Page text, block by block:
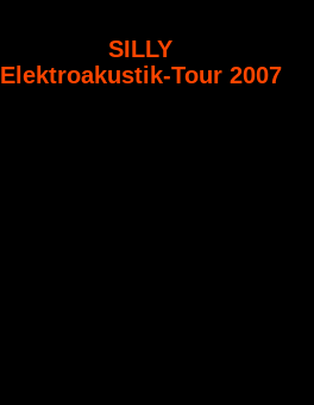
SILLY
Elektroakustik-Tour 2007